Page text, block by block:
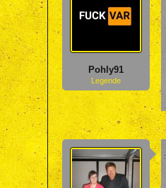
Pohly91
Legende